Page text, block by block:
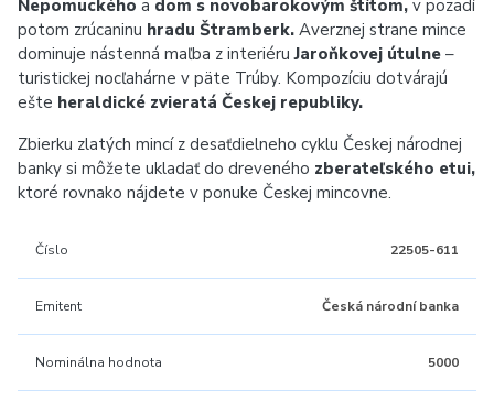
Nepomuckého a dom s novobarokovým štítom, v pozadí
potom zrúcaninu hradu Štramberk. Averznej strane mince
dominuje nástenná maľba z interiéruJaroňkovej útulne –
turistickej nocľahárne v päte Trúby. Kompozíciu dotvárajú
ešte heraldické zvieratá Českej republiky.
Zbierku zlatých mincí z desaťdielneho cyklu Českej národnej
banky si môžete ukladať do dreveného zberateľského etui,
ktoré rovnako nájdete v ponuke Českej mincovne.
Číslo 22505-611
Emitent Česká národní banka
Nominálna hodnota 5000